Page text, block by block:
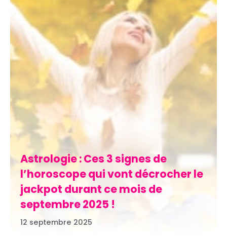
Astrologie : Ces 3 signes de
l’horoscope qui vont décrocher le
jackpot durant ce mois de
septembre 2025 !
12 septembre 2025